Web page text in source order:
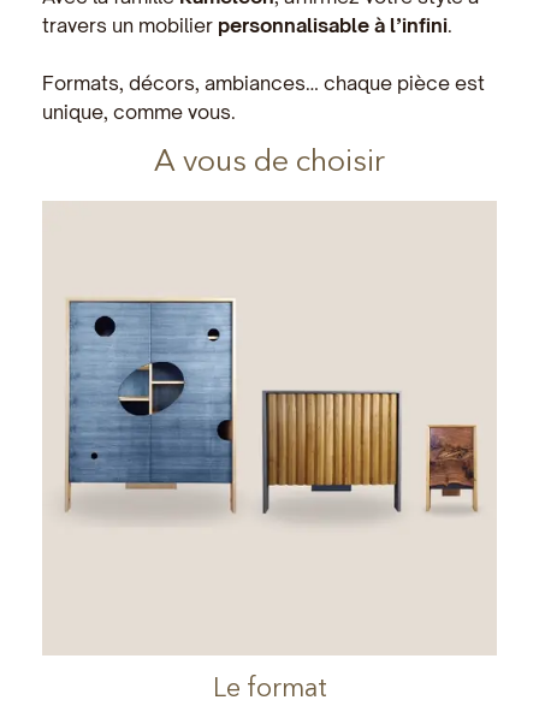
travers un mobilier personnalisable à l’infini.
Formats, décors, ambiances… chaque pièce est
unique, comme vous.
A vous de choisir
Le format